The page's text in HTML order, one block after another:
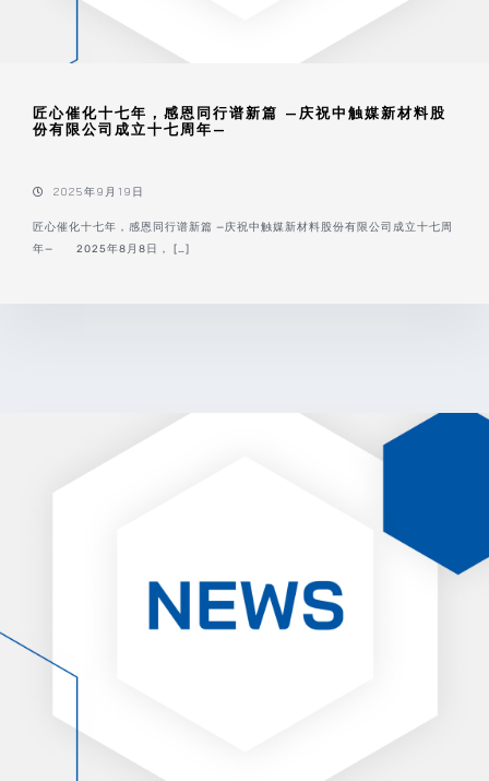
匠心催化十七年，感恩同行谱新篇 —庆祝中触媒新材料股
份有限公司成立十七周年—
2025年9月19日
匠心催化十七年，感恩同行谱新篇 —庆祝中触媒新材料股份有限公司成立十七周
年— 2025年8月8日， […]